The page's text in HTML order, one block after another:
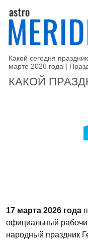
Какой сегодня
марте 2026 года |
КАКОЙ
17 марта 2026 года
официальный
народный праздник